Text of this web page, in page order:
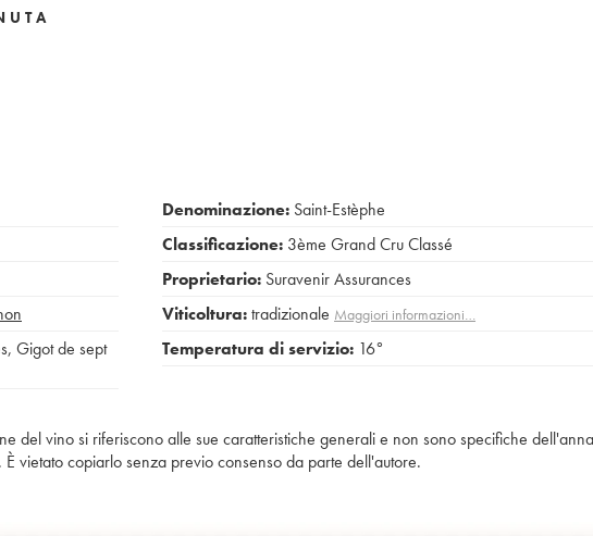
, Gigot de sept
Denominazione: Saint-Estèphe
Classificazione: 3ème Grand Cru Classé
Proprietario: Suravenir Assurances
Viticoltura:tradizionale Maggiori informazioni…
Temperatura di servizio: 16°
del vino si riferiscono alle sue caratteristiche generali e non sono specifiche
vietato copiarlo senza previo consenso da parte dell'autore.